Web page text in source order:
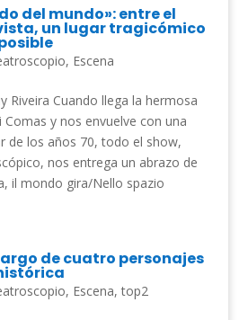
del mundo»: entre el
un lugar tragicómico
, Escena
Riveira Cuando llega la hermosa
y nos envuelve con una
de los años 70, todo el show,
nos entrega un abrazo de
il mondo gira/Nello spazio
de cuatro personajes
, Escena,top2